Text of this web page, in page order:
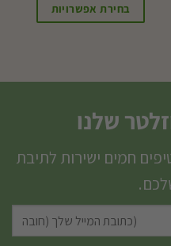
בחירת אפשרויות
שלנו
חמים ישירות לתיבת